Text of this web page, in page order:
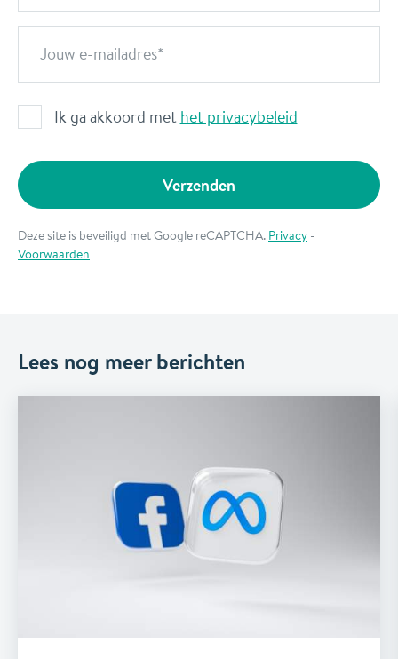
Jouw e-mailadres
Ik ga akkoord methet privacybeleid
Verzenden
Deze site is beveiligd met Google reCAPTCHA. Privacy -
Voorwaarden
Lees nog meer berichten